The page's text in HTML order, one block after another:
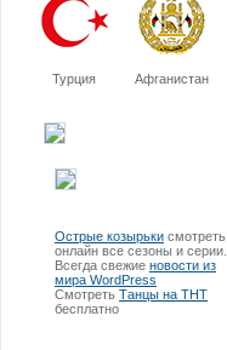
Турция Афганистан
Острые козырьки смотреть
онлайн все сезоны и серии.
Всегда свежие новости из
мира WordPress
Смотреть Танцы на ТНТ
бесплатно